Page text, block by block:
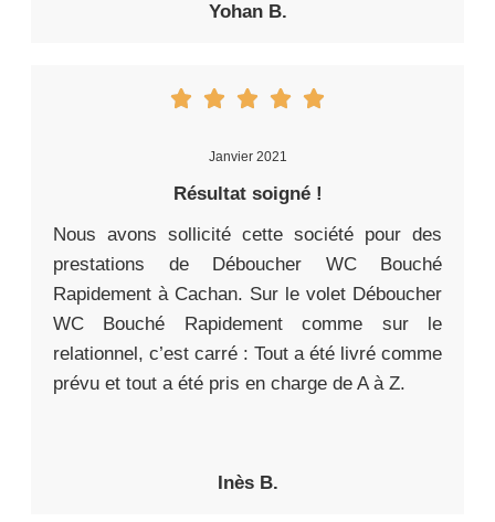
Yohan B.
Janvier 2021
Résultat soigné !
Nous avons sollicité cette société pour des
prestations de Déboucher WC Bouché
Rapidement à Cachan. Sur le volet Déboucher
WC Bouché Rapidement comme sur le
relationnel, c’est carré : Tout a été livré comme
prévu et tout a été pris en charge de A à Z.
Inès B.